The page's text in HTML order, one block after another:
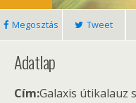
Megosztás Tweet
Adatlap
Cím:Galaxis útikalauz